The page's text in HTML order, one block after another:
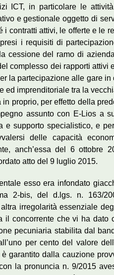
ICT, in particolare le
e gestionale oggetto di
i contratti attivi, le offerte e le
i requisiti di
cessione del ramo di
complesso dei rapporti attivi
la partecipazione alle gare
ed imprenditoriale tra la
in proprio, per effetto della
assunto con E-Lios a
e supporto specialistico, e
delle capacità
anch’essa del 6 ottobre
atto del 9 luglio 2015.
esso era infondato
2-bis, del d.lgs. n. 163/
altra irregolarità essenziale
il concorrente che vi ha dato
pecuniaria stabilita dal
per cento del valore
garantito dalla cauzione
la pronuncia n. 9/2015